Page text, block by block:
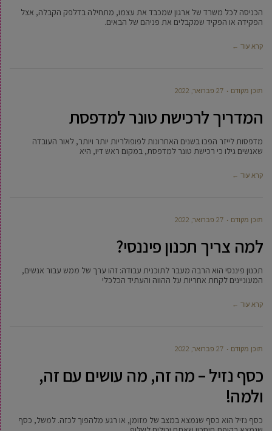
הכניסה לכל משרד של ארגון שמכבד את עצמו, מתחילה בדלפק הקבלה, אצל
הפקידה או הפקיד שמקבלים את פניהם של הבאים.
קרא עוד ←
תוכן מקודם 27 פברואר, 2022
המדריך לרכישת טונר למדפסת
מדפסות לייזר הפכו בשנים האחרונות לפופולריות יותר ויותר, לאור העובדה
שאנשים גילו כי רכישת טונר למדפסת, במקום ראש דיו, היא
קרא עוד ←
תוכן מקודם 27 פברואר, 2022
למה צריך תכנון פיננסי?
תכנון פיננסי הוא הרבה מעבר לתוכנית עבודה: זהו ערך של ממש עבור אנשים,
המעוניינים לקחת אחריות על ההווה והעתיד הכלכלי
קרא עוד ←
תוכן מקודם 27 פברואר, 2022
כסף נזיל – מה זה, מה עושים עם זה,
ולמה!
כסף נזיל הוא כסף שנמצא במצב של מזומן, או רגע מלהפוך לכזה. למשל, כסף